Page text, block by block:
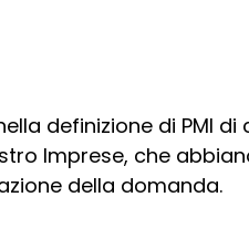
definizione di PMI di
Imprese, che
della domanda.